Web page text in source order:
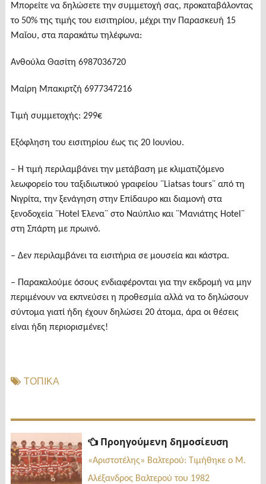
Μπορείτε να δηλώσετε την συμμετοχή σας, προκαταβάλοντας
το 50% της τιμής του εισιτηρίου, μέχρι την Παρασκευή 15
Μαΐου, στα παρακάτω τηλέφωνα:
Ανθούλα Θασίτη 6987036720
Μαίρη Μπακιρτζή 6977347216
Τιμή συμμετοχής: 299€
Εξόφληση του εισιτηρίου έως τις 20 Ιουνίου.
– Η τιμή περιλαμβάνει την μετάβαση με κλιματιζόμενο
λεωφορείο του ταξιδιωτικού γραφείου ¨Liatsas tours¨ από τη
Νιγρίτα, την ξενάγηση στην Επίδαυρο και διαμονή στα
ξενοδοχεία ¨Hotel Έλενα¨ στο Ναύπλιο και ¨Μανιάτης Hotel¨
στη Σπάρτη με πρωινό.
– Δεν περιλαμβάνει τα εισιτήρια σε μουσεία και κάστρα.
– Παρακαλούμε όσους ενδιαφέρονται για την εκδρομή να μην
περιμένουν να εκπνεύσει η προθεσμία αλλά να το δηλώσουν
σύντομα γιατί ήδη έχουν δηλώσει 20 άτομα, άρα οι θέσεις
είναι ήδη περιορισμένες!
ΤΟΠΙΚΑ
Πλοήγηση
άρθρων
Προηγούμενη δημοσίευση
«Αριστοτέλης» Βαλτερού: Τιμήθηκε ο Μ.
Αλέξανδρος Βαλτερού του 1982